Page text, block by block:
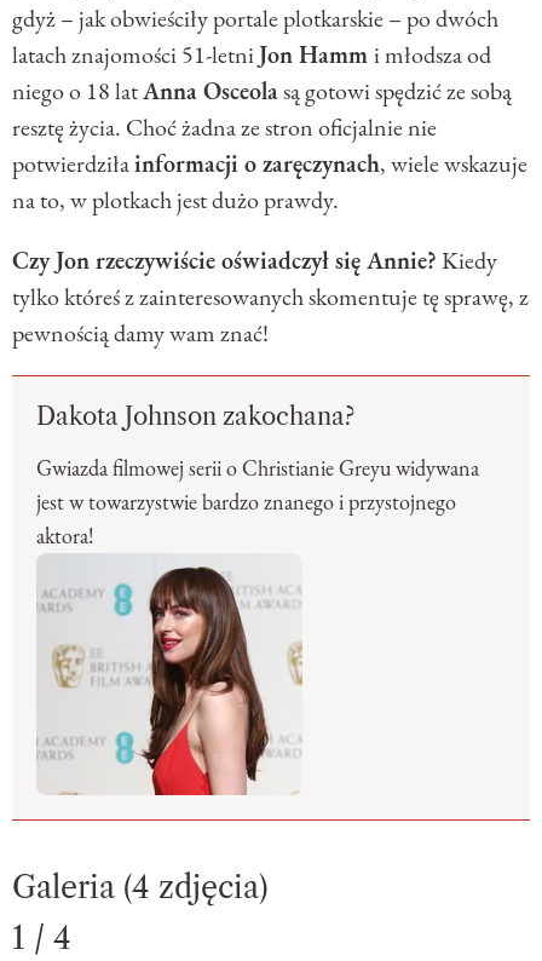
gdyż – jak obwieściły portale plotkarskie – po dwóch
latach znajomości 51-letniJon Hammi młodsza od
niego o 18 latAnna Osceolasą gotowi spędzić ze sobą
resztę życia. Choć żadna ze stron oficjalnie nie
potwierdziłainformacji o zaręczynach, wiele wskazuje
na to, w plotkach jest dużo prawdy.
Czy Jon rzeczywiście oświadczył się Annie?Kiedy
tylko któreś z zainteresowanych skomentuje tę sprawę, z
pewnością damy wam znać!
Dakota Johnson zakochana?
Gwiazda filmowej serii o Christianie Greyu widywana
jest w towarzystwie bardzo znanego i przystojnego
aktora!
Galeria (4 zdjęcia)
1 / 4